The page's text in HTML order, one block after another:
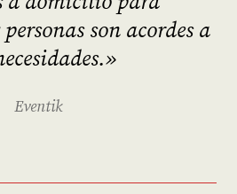
son acordes a
Eventik